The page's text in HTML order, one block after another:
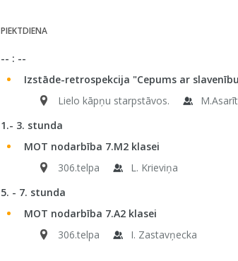
PIEKTDIENA
-- : --
Izstāde-retrospekcija "Cepums ar
Lielo kāpņu starpstāvos.
1.- 3. stunda
MOT nodarbība 7.M2 klasei
306.telpa
L. Krieviņa
5. - 7. stunda
MOT nodarbība 7.A2 klasei
306.telpa
I. Zastavņecka